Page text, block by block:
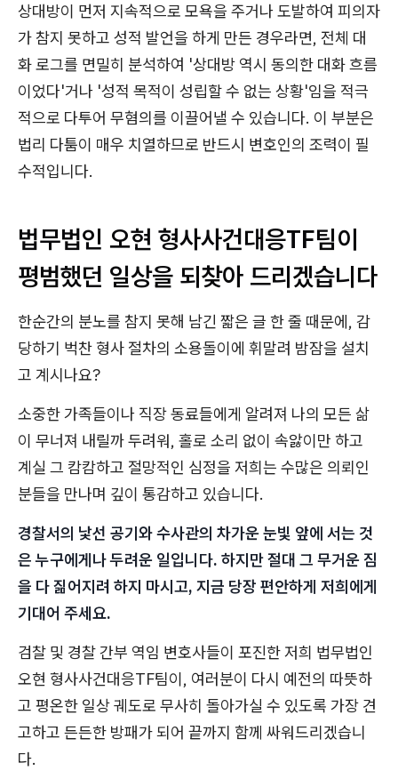
상대방이 먼저 지속적으로 모욕을 주거나 도발하여 피의자
가 참지 못하고 성적 발언을 하게 만든 경우라면, 전체 대
화 로그를 면밀히 분석하여 '상대방 역시 동의한 대화 흐름
이었다'거나 '성적 목적이 성립할 수 없는 상황'임을 적극
적으로 다투어 무혐의를 이끌어낼 수 있습니다. 이 부분은
법리 다툼이 매우 치열하므로 반드시 변호인의 조력이 필
수적입니다.
법무법인 오현 형사사건대응TF팀이
평범했던 일상을 되찾아 드리겠습니다
한순간의 분노를 참지 못해 남긴 짧은 글 한 줄 때문에, 감
당하기 벅찬 형사 절차의 소용돌이에 휘말려 밤잠을 설치
고 계시나요?
소중한 가족들이나 직장 동료들에게 알려져 나의 모든 삶
이 무너져 내릴까 두려워, 홀로 소리 없이 속앓이만 하고
계실 그 캄캄하고 절망적인 심정을 저희는 수많은 의뢰인
분들을 만나며 깊이 통감하고 있습니다.
경찰서의 낯선 공기와 수사관의 차가운 눈빛 앞에 서는 것
은 누구에게나 두려운 일입니다. 하지만 절대 그 무거운 짐
을 다 짊어지려 하지 마시고, 지금 당장 편안하게 저희에게
기대어 주세요.
검찰 및 경찰 간부 역임 변호사들이 포진한 저희 법무법인
오현 형사사건대응TF팀이, 여러분이 다시 예전의 따뜻하
고 평온한 일상 궤도로 무사히 돌아가실 수 있도록 가장 견
고하고 든든한 방패가 되어 끝까지 함께 싸워드리겠습니
다.